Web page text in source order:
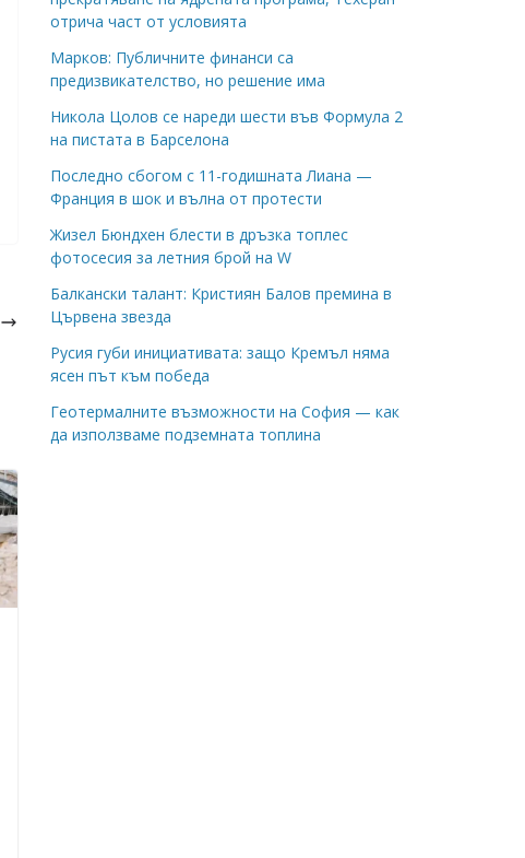
отрича част от условията
Марков: Публичните финанси са
предизвикателство, но решение има
Никола Цолов се нареди шести във Формула 2
на пистата в Барселона
Последно сбогом с 11-годишната Лиана —
Франция в шок и вълна от протести
Жизел Бюндхен блести в дръзка топлес
фотосесия за летния брой на W
Балкански талант: Кристиян Балов премина в
Цървена звезда
Русия губи инициативата: защо Кремъл няма
ясен път към победа
Геотермалните възможности на София — как
да използваме подземната топлина